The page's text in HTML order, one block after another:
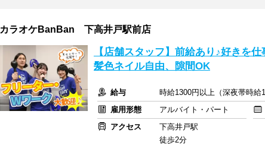
カラオケBanBan 下高井戸駅前店
【店舗スタッフ】前給あり♪好きを
髪色ネイル自由、隙間OK
給与
時給1300円以上（深夜帯時
雇用形態
アルバイト・パート
アクセス
下高井戸駅
徒歩2分